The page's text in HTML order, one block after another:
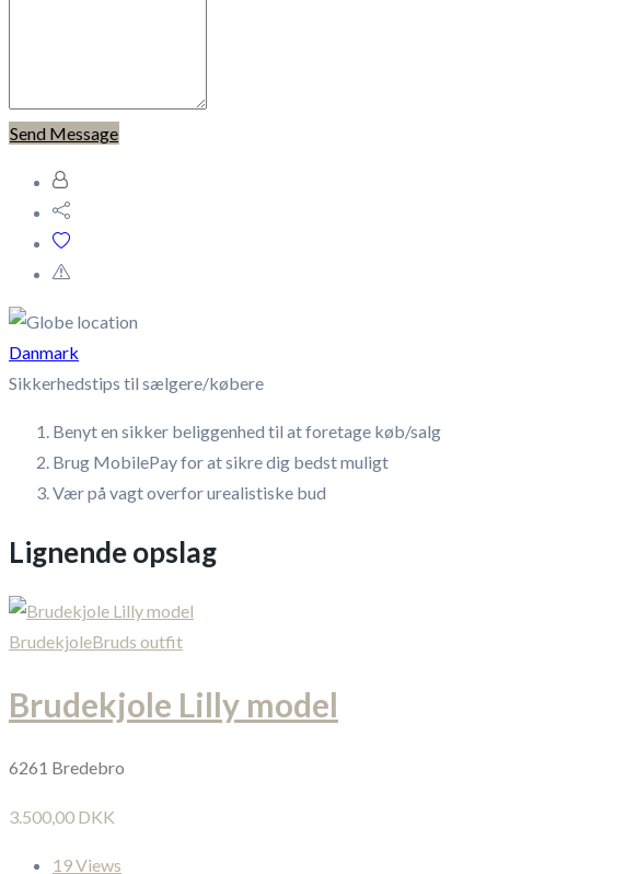
Send Message
Danmark
Sikkerhedstips til sælgere/købere
Benyt en sikker beliggenhed til at foretage køb/salg
Brug MobilePay for at sikre dig bedst muligt
Vær på vagt overfor urealistiske bud
Lignende opslag
BrudekjoleBruds outfit
Brudekjole Lilly model
6261 Bredebro
3.500,00 DKK
19 Views